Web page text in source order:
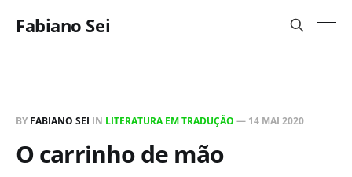
Fabiano Sei
BY FABIANO SEI IN LITERATURA EM TRADUÇÃO — 14 MAI 2020
O carrinho de mão